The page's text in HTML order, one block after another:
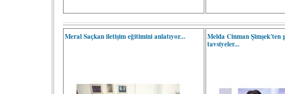
Meral Saçkan iletişim eğitimini anlatıyor...
Melda Cinman Şimşek'ten
tavsiyeler...